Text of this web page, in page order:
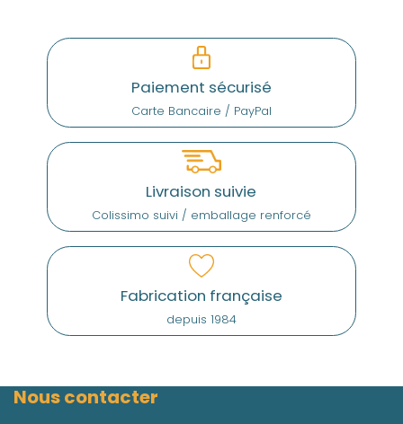
Paiement sécurisé
Carte Bancaire / PayPal
Livraison suivie
Colissimo suivi / emballage renforcé
Fabrication française
depuis 1984
Nous contacter